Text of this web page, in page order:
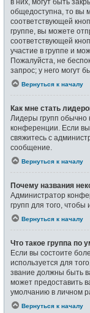
общедоступна, то вы
соответствующей
группе, вы можете
соответствующей
участие в группе и
Пожалуйста, не
запрос; у него могут
Вернуться к началу
Как мне стать
Лидеры групп обычно
конференции. Если
свяжитесь с
сообщение.
Вернуться к началу
Почему названия
Администратор
групп для того, чтобы
Вернуться к началу
Что такое группа по
Если вы состоите
используется для
звание должны быть
может предоставить
умолчанию в личном
Вернуться к началу